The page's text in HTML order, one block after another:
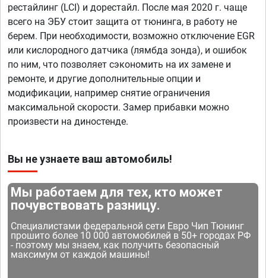
рестайлинг (LCI) и дорестайл. После мая 2020 г. чаще
всего на ЭБУ стоит защита от тюнинга, в работу не
берем. При необходимости, возможно отключение EGR
или кислородного датчика (лямбда зонда), и ошибок
по ним, что позволяет сэкономить на их замене и
ремонте, и другие дополнительные опции и
модификации, например снятие ограничения
максимальной скорости. Замер прибавки можно
произвести на диностенде.
Вы не узнаете ваш автомобиль!
Мы работаем для тех, кто может
почувствовать разницу.
Специалистами федеральной сети Евро Чип Тюнинг
прошито более 10 000 автомобилей в 50+ городах РФ
- поэтому мы знаем, как получить безопасный
максимум от каждой машины!